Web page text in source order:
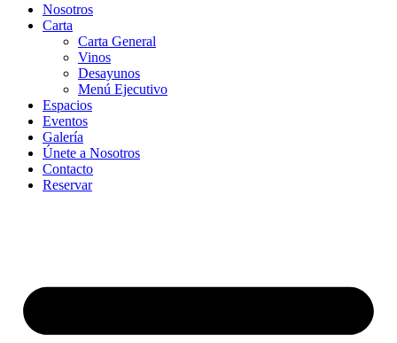
Nosotros
Carta
Carta General
Vinos
Desayunos
Menú Ejecutivo
Espacios
Eventos
Galería
Únete a Nosotros
Contacto
Reservar